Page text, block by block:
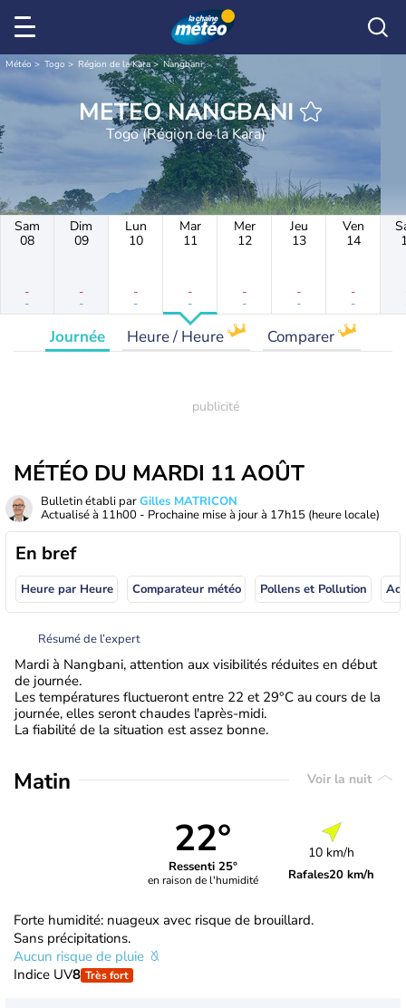
Météo Togo Région de la Kara Nangbani
METEO NANGBANI
Togo (Région de la Kara)
Sam
08
-
-
Dim
09
-
-
Lun
10
-
-
Mar
11
-
-
Mer
12
-
-
Jeu
13
-
-
Ven
14
-
-
Journée Heure / Heure Comparer
MÉTÉO DU MARDI 11 AOÛT
Bulletin établi parGilles MATRICON
Actualisé à 11h00 - Prochaine mise à jour à 17h15 (heure locale)
En bref
Heure par Heure Comparateur météo Pollens et Pollution
Résumé de l’expert
Mardi à Nangbani, attention aux visibilités réduites en début
de journée.
Les températures fluctueront entre 22 et 29°C au cours de la
journée, elles seront chaudes l'après-midi.
La fiabilité de la situation est assez bonne.
Matin Voir la nuit
22°
Ressenti 25°
en raison de l'humidité
10 km/h
Rafales20 km/h
Forte humidité: nuageux avec risque de brouillard.
Sans précipitations.
Aucun risque de pluie
Indice UV8 Très fort